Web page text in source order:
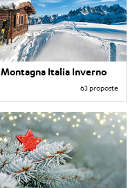
Montagna Italia Inverno
63 proposte